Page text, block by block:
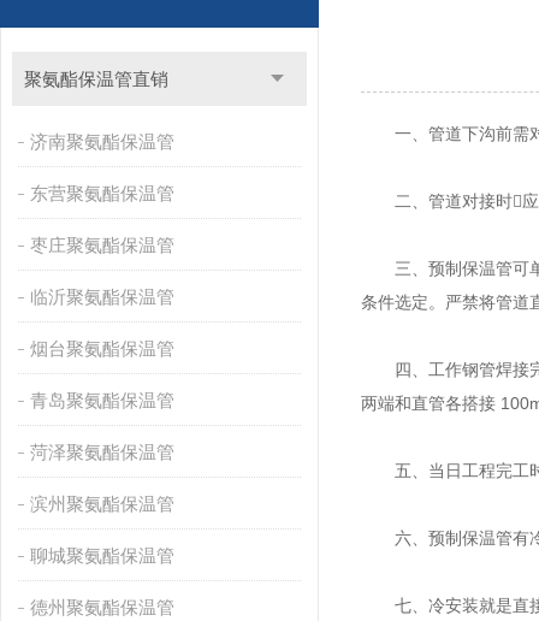
聚氨酯保温管直销
济南聚氨酯保温管
东营聚氨酯保温管
枣庄聚氨酯保温管
临沂聚氨酯保温管
烟台聚氨酯保温管
青岛聚氨酯保温管
菏泽聚氨酯保温管
滨州聚氨酯保温管
聊城聚氨酯保温管
德州聚氨酯保温管
一、管道下沟前需对
二、管道对接时应
三、预制保温管可单
条件选定。严禁将管道
四、工作钢管焊接完
两端和直管各搭接
五、当日工程完工时
六、预制保温管有冷
七、冷安装就是直接